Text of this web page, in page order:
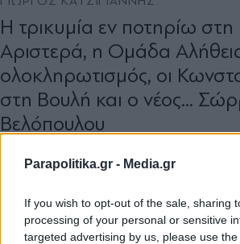
Parapolitika.gr - Media.gr
If you wish to opt-out of the sale, sharing
processing of your personal or sensitive
targeted advertising by us, please use
Η τρικυµία εν ποτηρίω
Αριστερά, η Ομάδα
ολοκληρωτισμός, οι
στη Βουλή και ο νέος...
Βελόπουλου